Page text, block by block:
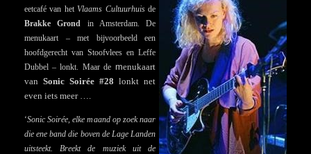
eetcafé van hetVlaams Cultuurhuisde
Brakke Grond in Amsterdam. De
menukaart – met bijvoorbeeld een
hoofdgerecht van Stoofvlees en Leffe
Dubbel – lonkt. Maar demenukaart
van Sonic Soirée #28 lonkt net
even iets meer ….
‘Sonic Soirée, elke maand op zoek naar
die ene band die boven de Lage Landen
uitsteekt. Breekt de muziek uit de